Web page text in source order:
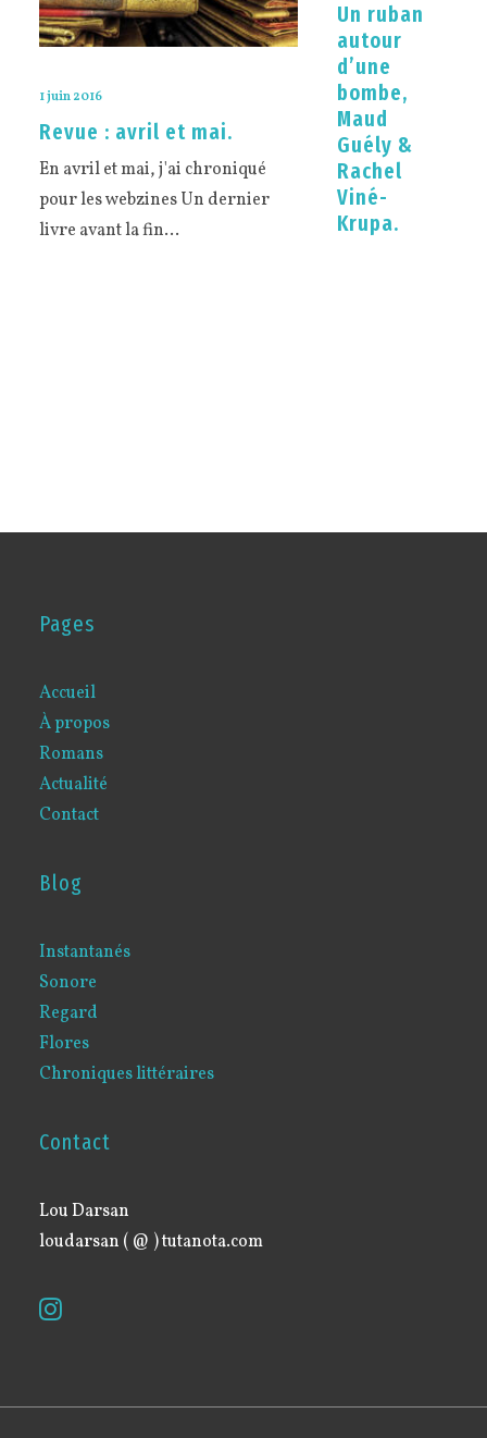
1 juin 2016
Revue : avril et mai.
En avril et mai, j'ai chroniqué
pour les webzines Un dernier
livre avant la fin…
Un ruban
autour
d’une
bombe,
Maud
Guély &
Rachel
Viné-
Krupa.
Pages
Accueil
À propos
Romans
Actualité
Contact
Blog
Instantanés
Sonore
Regard
Flores
Chroniques littéraires
Contact
Lou Darsan
loudarsan ( @ ) tutanota.com